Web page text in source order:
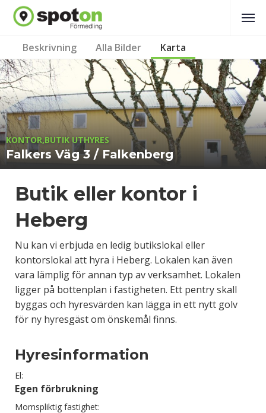
Beskrivning Alla Bilder Karta
KONTOR,BUTIK UTHYRES
Falkers Väg 3 / Falkenberg
Butik eller kontor i
Heberg
Nu kan vi erbjuda en ledig butikslokal eller
kontorslokal att hyra i Heberg. Lokalen kan även
vara lämplig för annan typ av verksamhet. Lokalen
ligger på bottenplan i fastigheten. Ett pentry skall
byggas och hyresvärden kan lägga in ett nytt golv
för ny hyresgäst om önskemål finns.
Hyresinformation
El:
Egen förbrukning
Momspliktig fastighet: